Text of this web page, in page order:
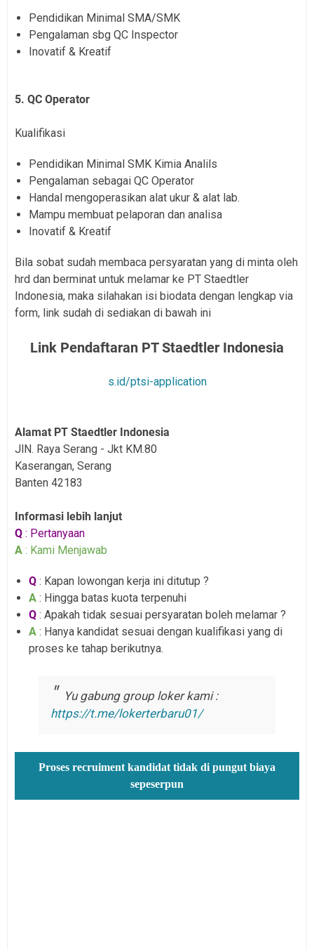
Pendidikan Minimal SMA/SMK
Pengalaman sbg QC Inspector
Inovatif & Kreatif
5. QC Operator
Kualifikasi
Pendidikan Minimal SMK Kimia Analils
Pengalaman sebagai QC Operator
Handal mengoperasikan alat ukur & alat lab.
Mampu membuat pelaporan dan analisa
Inovatif & Kreatif
Bila sobat sudah membaca persyaratan yang di minta oleh
hrd dan berminat untuk melamar ke PT Staedtler
Indonesia, maka silahakan isi biodata dengan lengkap via
form, link sudah di sediakan di bawah ini
Link Pendaftaran PT Staedtler Indonesia
s.id/ptsi-application
Alamat PT Staedtler Indonesia
JlN. Raya Serang - Jkt KM.80
Kaserangan, Serang
Banten 42183
Informasi lebih lanjut
Q : Pertanyaan
A : Kami Menjawab
Q : Kapan lowongan kerja ini ditutup ?
A : Hingga batas kuota terpenuhi
Q : Apakah tidak sesuai persyaratan boleh melamar ?
A : Hanya kandidat sesuai dengan kualifikasi yang di
proses ke tahap berikutnya.
Yu gabung group loker kami :
https://t.me/lokerterbaru01/
Proses recruiment kandidat tidak di pungut biaya
sepeserpun